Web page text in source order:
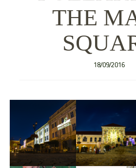
THE
18/09/2016